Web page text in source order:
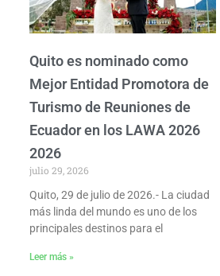
Quito es nominado como
Mejor Entidad Promotora de
Turismo de Reuniones de
Ecuador en los LAWA 2026
2026
julio 29, 2026
Quito, 29 de julio de 2026.- La ciudad
más linda del mundo es uno de los
principales destinos para el
Leer más »
e
e